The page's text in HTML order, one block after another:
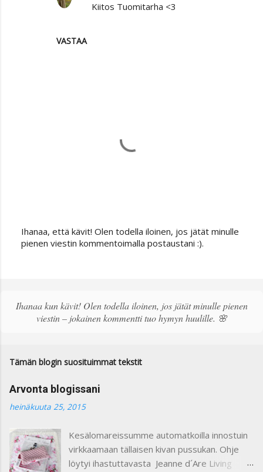
VASTAA
Kiitos Tuomitarha <3
L
ä
k
e
t
i
Ihanaa, että kävit! Olen todella iloinen, jos jätät minulle
pienen viestin kommentoimalla postaustani :).
Ihanaa kun kävit! Olen todella iloinen, jos jätät minulle pienen
viestin – jokainen kommentti tuo hymyn huulille. 🌸
Tämän blogin suosituimmat tekstit
Arvonta blogissani
heinäkuuta 25, 2015
Kesälomareissumme automatkoilla innostuin
virkkaamaan tällaisen kivan pussukan. Ohje
löytyi ihastuttavasta Jeanne d´Are Living